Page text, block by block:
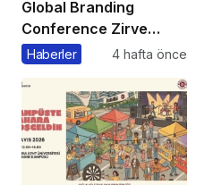
Global Branding
Conference Zirve
Başkanı’ndan Önemli
Haberler 4 hafta önce